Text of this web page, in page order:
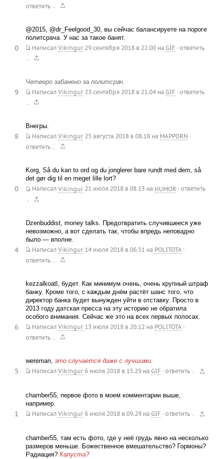
ответить .
@2015, @dr_Feelgood_30, вы сейчас балансируете на пороге
политсрача. У нас за такое банят.
Написал Vikingur 29 сентября 2018 в 22.00на GIF · ответить
.
0
Четверо забанено за политсрач.
Написал Vikingur 23 сентября 2018 в 21.04на GIF · ответить
.
9
Внегры.
Написал Vikingur 25 августа 2018 в 08.18на MAPPORN ·
ответить .
8
Korg, Så du kan to ord og du jonglerer bare rundt med dem, så
det gør dig til en meget lille lort?
Написал Vikingur 21 июля 2018 в 08.13 на HUMOR · ответить
.
0
Dzenbuddist, money talks. Предотвратить случившееся уже
невозможно, а вот сделать так, чтобы впредь неповадно
было — вполне.
Написал Vikingur 14 июля 2018 в 06.51 на POLITOTA ·
ответить .
4
kezzalkoatl, будет. Как минимум очень, очень крупный штраф
банку. Кроме того, с каждым днём растёт шанс того, что
директор банка будет вынужден уйти в отставку. Просто в
2013 году датская пресса на эту историю не обратила
особого внимания. Сейчас же это на всех первых полосах.
Написал Vikingur 13 июля 2018 в 20.12 на POLITOTA ·
ответить .
6
wereman, это случается даже с лучшими.
Написал Vikingur 6 июля 2018 в 15.29на GIF · ответить .
5
chamber55, первое фото в моем комментарии выше,
например.
Написал Vikingur 6 июля 2018 в 09.29на GIF · ответить .
1
chamber55, там есть фото, где у неё грудь явно на несколько
размеров меньше. Божественное вмешательство? Гормоны?
Радиация? Капуста?